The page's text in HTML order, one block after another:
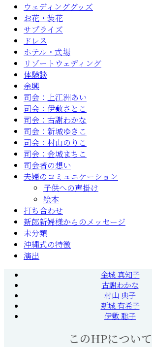
ウェディンググッズ
お花・装花
サプライズ
ドレス
ホテル・式場
リゾートウェディング
体験談
余興
司会：上江洲あい
司会：伊敷さとこ
司会：古謝わかな
司会：新城ゆきこ
司会：村山のりこ
司会：金城まちこ
司会者の想い
夫婦のコミュニケーション
子供への声掛け
絵本
打ち合わせ
新郎新婦様からのメッセージ
未分類
沖縄式の特徴
演出
金城 真知子
古謝わかな
村山 典子
新城 有希子
伊敷 聡子
このHPについて